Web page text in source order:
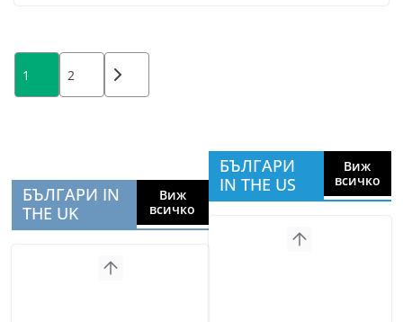
Posts
pagination
1 2
БЪЛГАРИ IN
THE UK
Виж
всичко
БЪЛГАРИ
IN THE US
Виж
всичко